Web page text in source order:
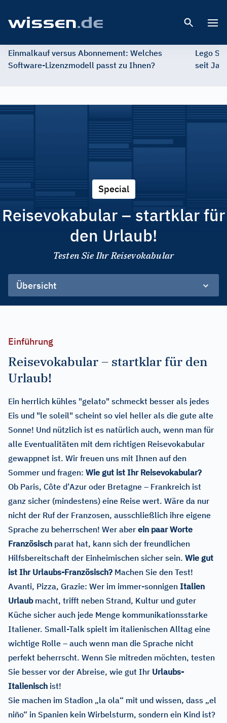
Einmalkauf versus Abonnement: Welches
Software-Lizenzmodell passt zu Ihnen?
Lego
seit
Special
Reisevokabular – startklar für
den Urlaub!
Testen Sie Ihr Reisevokabular
Übersicht
Einführung
Reisevokabular – startklar für den
Urlaub!
Ein herrlich kühles "gelato" schmeckt besser als jedes
Eis und "le soleil" scheint so viel heller als die gute alte
Sonne! Und nützlich ist es natürlich auch, wenn man für
alle Eventualitäten mit dem richtigen Reisevokabular
gewappnet ist. Wir freuen uns mit Ihnen auf den
Sommer und fragen: Wie gut ist Ihr Reisevokabular?
Ob Paris, Côte d’Azur oder Bretagne – Frankreich ist
ganz sicher (mindestens) eine Reise wert. Wäre da nur
nicht der Ruf der Franzosen, ausschließlich ihre eigene
Sprache zu beherrschen! Wer aber ein paar Worte
Französisch parat hat, kann sich der freundlichen
Hilfsbereitschaft der Einheimischen sicher sein. Wie gut
ist Ihr Urlaubs-Französisch? Machen Sie den Test!
Avanti, Pizza, Grazie: Wer im immer-sonnigen Italien
Urlaubmacht, trifft neben Strand, Kultur und guter
Küche sicher auch jede Menge kommunikationsstarke
Italiener. Small-Talk spielt im italienischen Alltag eine
wichtige Rolle – auch wenn man die Sprache nicht
perfekt beherrscht. Wenn Sie mitreden möchten, testen
Sie besser vor der Abreise, wie gut Ihr Urlaubs-
Italienisch ist!
Sie machen im Stadion „la ola“ mit und wissen, dass „el
niño“ in Spanien kein Wirbelsturm, sondern ein Kind ist?